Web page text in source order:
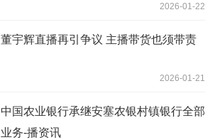
2026-01-22
董宇辉直播再引争议 主播带货也须带责
2026-01-21
中国农业银行承继安塞农银村镇银行全部
业务-播资讯